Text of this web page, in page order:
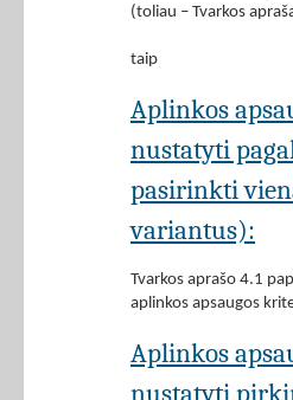
(toliau – Tvarkos
taip
Aplinkos
nustatyti
pasirinkti
variantus):
Tvarkos aprašo 4.1
aplinkos apsaugos
Aplinkos